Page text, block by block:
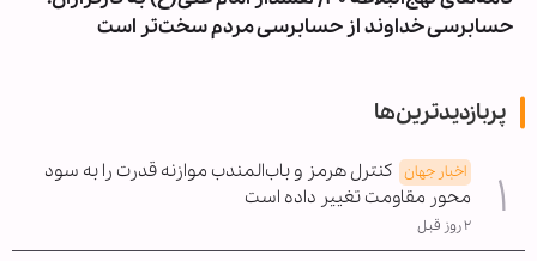
حسابرسی خداوند از حسابرسی مردم سخت‌تر است
پربازدیدترین‌ها
اخبار جهان کنترل هرمز و باب‌المندب موازنه قدرت را به سود
محور مقاومت تغییر داده است
۲ روز قبل